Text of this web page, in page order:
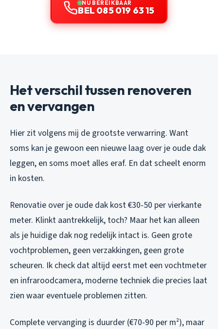
NU BEREIKBAAR
BEL 085 019 63 15
Het verschil tussen renoveren
en vervangen
Hier zit volgens mij de grootste verwarring. Want
soms kan je gewoon een nieuwe laag over je oude dak
leggen, en soms moet alles eraf. En dat scheelt enorm
in kosten.
Renovatie over je oude dak kost €30-50 per vierkante
meter. Klinkt aantrekkelijk, toch? Maar het kan alleen
als je huidige dak nog redelijk intact is. Geen grote
vochtproblemen, geen verzakkingen, geen grote
scheuren. Ik check dat altijd eerst met een vochtmeter
en infraroodcamera, moderne techniek die precies laat
zien waar eventuele problemen zitten.
Complete vervanging is duurder (€70-90 per m²), maar